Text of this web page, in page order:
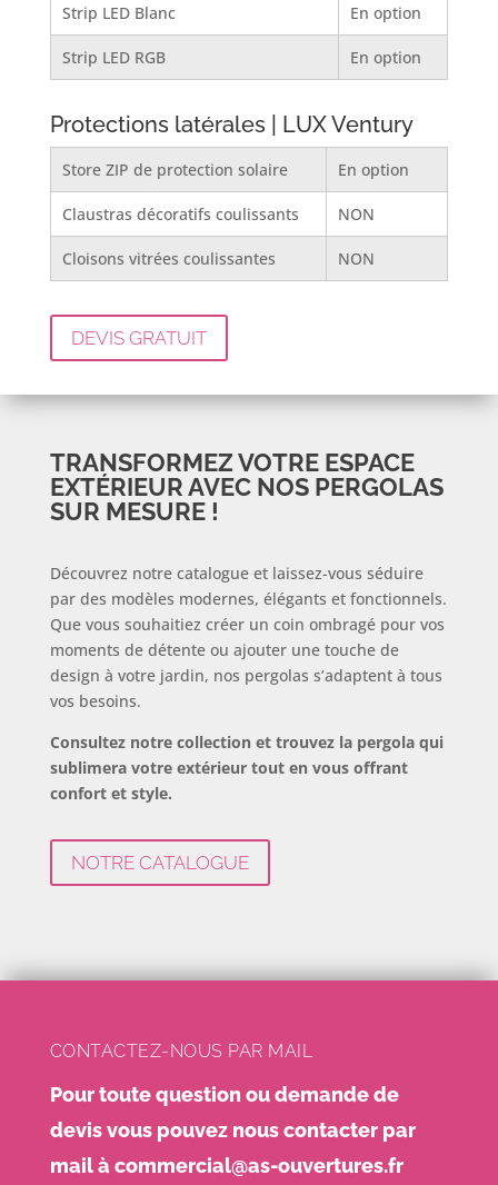
Strip LED Blanc En option
Strip LED RGB En option
Protections latérales | LUX Ventury
Store ZIP de protection solaire En option
Claustras décoratifs coulissants NON
Cloisons vitrées coulissantes NON
DEVIS GRATUIT
TRANSFORMEZ VOTRE ESPACE
EXTÉRIEUR AVEC NOS PERGOLAS
SUR MESURE !
Découvrez notre catalogue et laissez-vous séduire
par des modèles modernes, élégants et fonctionnels.
Que vous souhaitiez créer un coin ombragé pour vos
moments de détente ou ajouter une touche de
design à votre jardin, nos pergolas s’adaptent à tous
vos besoins.
Consultez notre collection et trouvez la pergola qui
sublimera votre extérieur tout en vous offrant
confort et style.
NOTRE CATALOGUE
CONTACTEZ-NOUS PAR MAIL
Pour toute question ou demande de
devis vous pouvez nous contacter par
mail à commercial@as-ouvertures.fr